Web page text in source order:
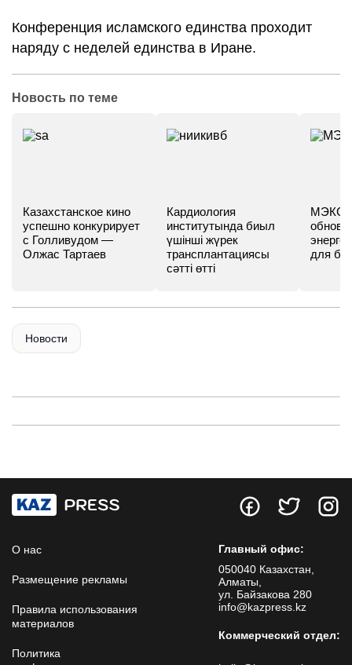
Конференция исламского единства проходит
наряду с неделей единства в Иране.
Новость по теме
Казахстанское кино
успешно конкурирует
с Голливудом —
Олжас Тартаев
Кардиология
институтында биыл
үшінші жүрек
трансплантациясы
сәтті өтті
МЭКС -
для
Новости
О нас
Размещение рекламы
Правила использования
материалов
Политика
Главный офис:
050040 Казахстан,
Алматы,
ул. Байзакова 280
info@kazpress.kz
Коммерческий отдел: